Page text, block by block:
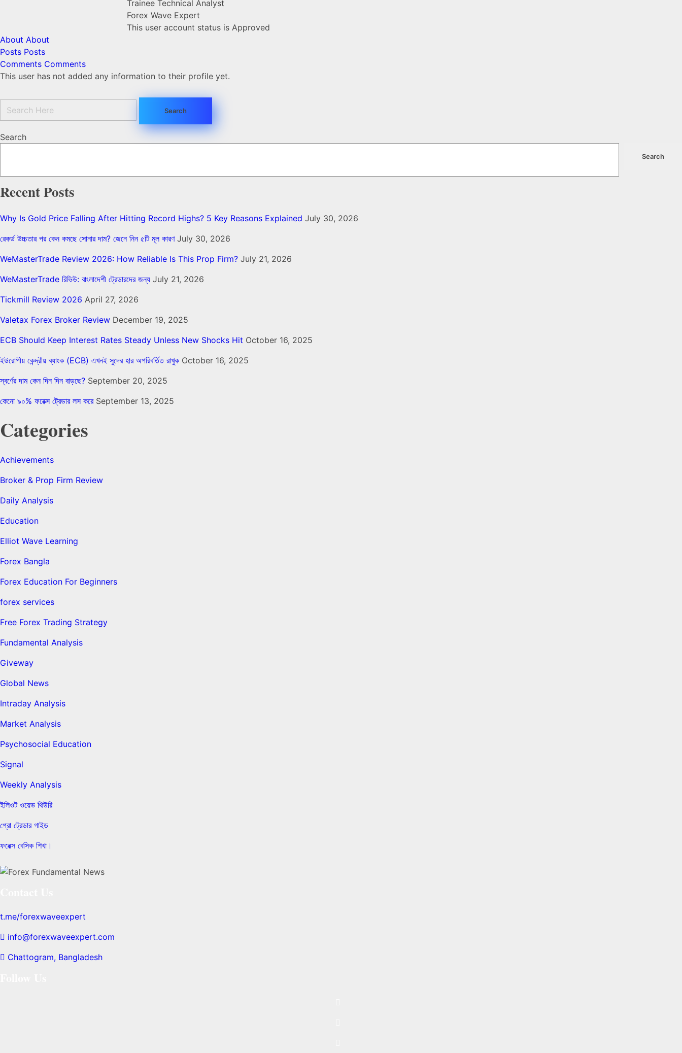
Trainee Technical Analyst
Forex Wave Expert
This user account status is Approved
About About
Posts Posts
Comments Comments
This user has not added any information to their profile yet.
Search
Search
Recent Posts
Why Is Gold Price Falling After Hitting Record Highs? 5 Key Reasons Explained July 30, 2026
রেকর্ড উচ্চতার পর কেন কমছে সোনার দাম? জেনে নিন ৫টি মূল কারণ July 30, 2026
WeMasterTrade Review 2026: How Reliable Is This Prop Firm? July 21, 2026
WeMasterTrade রিভিউ: বাংলাদেশী ট্রেডারদের জন্য July 21, 2026
Tickmill Review 2026 April 27, 2026
Valetax Forex Broker Review December 19, 2025
ECB Should Keep Interest Rates Steady Unless New Shocks Hit October 16, 2025
ইউরোপীয় কেন্দ্রীয় ব্যাংক (ECB) এখনই সুদের হার অপরিবর্তিত রাখুক October 16, 2025
স্বর্ণের দাম কেন দিন দিন বাড়ছে? September 20, 2025
কেনো ৯০% ফরেক্স ট্রেডার লস করে September 13, 2025
Categories
Achievements
Broker & Prop Firm Review
Daily Analysis
Education
Elliot Wave Learning
Forex Bangla
Forex Education For Beginners
forex services
Free Forex Trading Strategy
Fundamental Analysis
Giveway
Global News
Intraday Analysis
Market Analysis
Psychosocial Education
Signal
Weekly Analysis
ইলিওট ওয়েভ থিউরি
প্রো ট্রেডার গাইড
ফরেক্স বেসিক শিখা।
t.me/forexwaveexpert
info@forexwaveexpert.com
Chattogram, Bangladesh